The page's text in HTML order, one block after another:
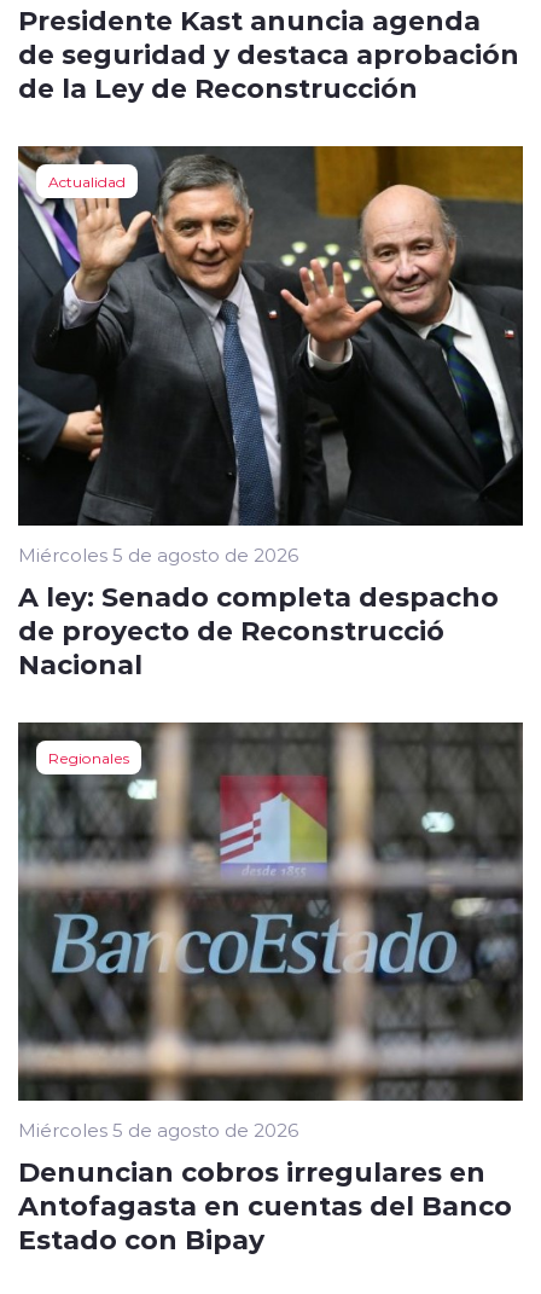
Presidente Kast anuncia agenda
de seguridad y destaca aprobación
de la Ley de Reconstrucción
Actualidad
Miércoles 5 de agosto de 2026
A ley: Senado completa despacho
de proyecto de Reconstrucció
Nacional
Regionales
Miércoles 5 de agosto de 2026
Denuncian cobros irregulares en
Antofagasta en cuentas del Banco
Estado con Bipay